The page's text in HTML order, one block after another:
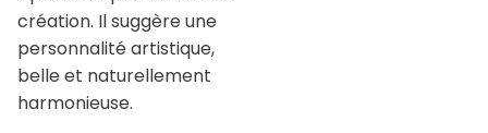
création. Il suggère une
personnalité artistique,
belle et naturellement
harmonieuse.